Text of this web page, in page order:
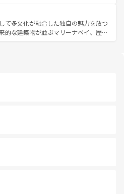
中温暖で、どの季節にも異なる楽しみ
みやすいタイの人々、仏教を中心とし
な観光資源が、訪れる旅人を魅了し続
感動するはず。観光スポットが密集し
どころを回れるのも魅力。息をのむよ
な体験まで、香港を存分に楽しみ尽く
て多文化が融合した独自の魅力を放つ
的な建築物が並ぶマリーナベイ、歴史
元の風情を楽しめる外せないスポット